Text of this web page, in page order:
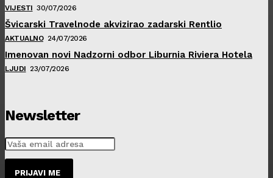
VIJESTI 30/07/2026
Švicarski Travelnode akvizirao zadarski Rentlio
AKTUALNO 24/07/2026
Imenovan novi Nadzorni odbor Liburnia Riviera Hotela
LJUDI 23/07/2026
Newsletter
PRIJAVI ME